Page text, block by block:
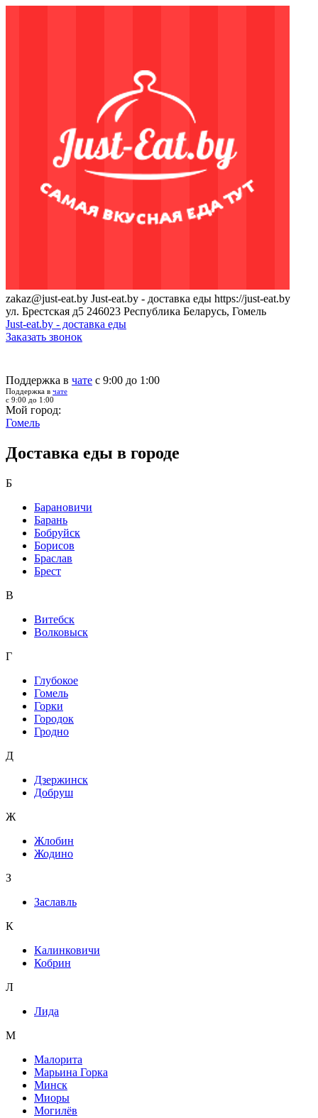
zakaz@just-eat.by Just-eat.by - доставка еды https://just-eat.by
ул. Брестская д5 246023 Республика Беларусь, Гомель
Just-eat.by - доставка еды
Заказать звонок
Поддержка в чате с 9:00 до 1:00
Поддержка в чате
с 9:00 до 1:00
Мой город:
Гомель
Доставка еды в городе
Б
Барановичи
Барань
Бобруйск
Борисов
Браслав
Брест
В
Витебск
Волковыск
Г
Глубокое
Гомель
Горки
Городок
Гродно
Д
Дзержинск
Добруш
Ж
Жлобин
Жодино
З
Заславль
К
Калинковичи
Кобрин
Л
Лида
М
Малорита
Марьина Горка
Минск
Миоры
Могилёв